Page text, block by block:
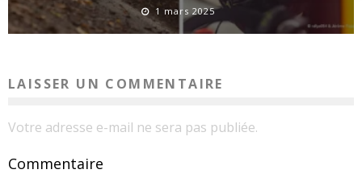
1 mars 2025
LAISSER UN COMMENTAIRE
Votre adresse e-mail ne sera pas publiée.
Commentaire